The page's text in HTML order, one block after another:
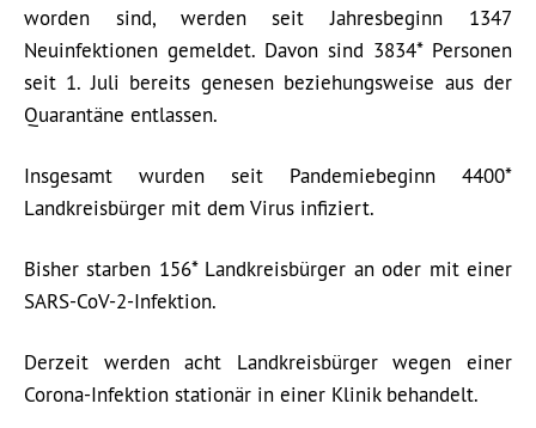
worden sind, werden seit Jahresbeginn 1347
Neuinfektionen gemeldet. Davon sind 3834* Personen
seit 1. Juli bereits genesen beziehungsweise aus der
Quarantäne entlassen.
Insgesamt wurden seit Pandemiebeginn 4400*
Landkreisbürger mit dem Virus infiziert.
Bisher starben 156* Landkreisbürger an oder mit einer
SARS-CoV-2-Infektion.
Derzeit werden acht Landkreisbürger wegen einer
Corona-Infektion stationär in einer Klinik behandelt.